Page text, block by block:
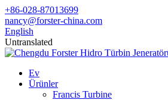
+86-028-87013699
nancy@forster-china.com
English
Untranslated
Ev
Ürünler
Francis Turbine